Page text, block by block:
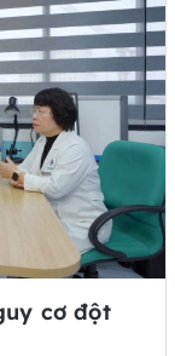
cơ đột